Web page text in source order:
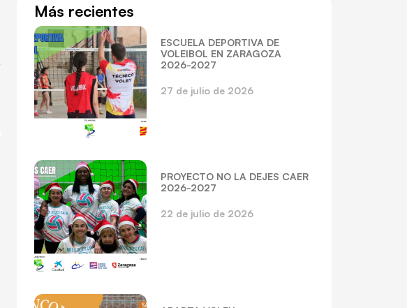
Más recientes
ESCUELA DEPORTIVA DE
VOLEIBOL EN ZARAGOZA
2026-2027
27 de julio de 2026
PROYECTO NO LA DEJES CAER
2026-2027
22 de julio de 2026